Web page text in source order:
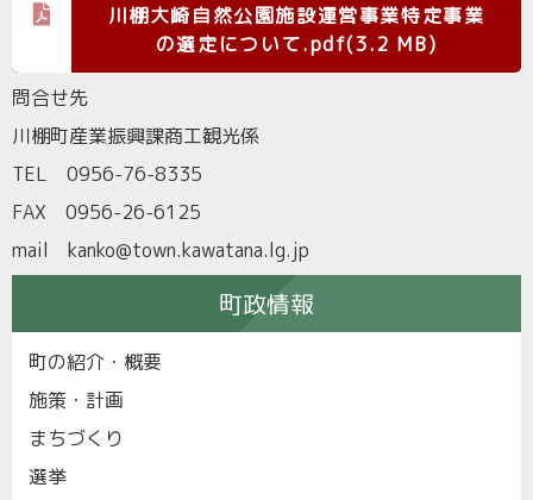
川棚大崎自然公園施設運営事業特定事業
の選定について.pdf(3.2 MB)
問合せ先
川棚町産業振興課商工観光係
TEL 0956-76-8335
FAX 0956-26-6125
mail kanko@town.kawatana.lg.jp
町政情報
町の紹介・概要
施策・計画
まちづくり
選挙